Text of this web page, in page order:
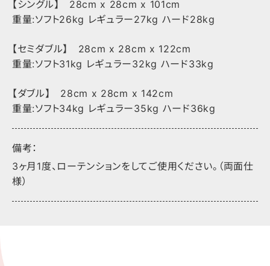
【シングル】 28cm x 28cm x 101cm
重量:ソフト26kg レギュラー27kg ハード28kg
【セミダブル】 28cm x 28cm x 122cm
重量:ソフト31kg レギュラー32kg ハード33kg
【ダブル】 28cm x 28cm x 142cm
重量:ソフト34kg レギュラー35kg ハード36kg
備考：
3ヶ月1度、ローテンションをしてご使用ください。（両面仕
様）